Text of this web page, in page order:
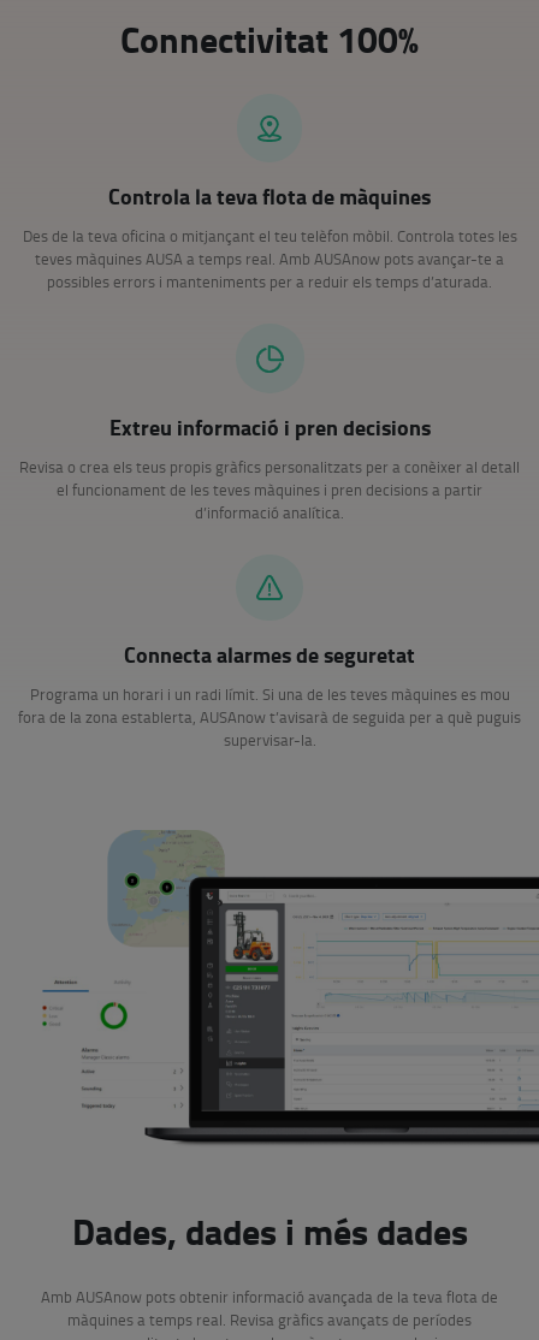
Connectivitat 100%
Controla la teva flota de màquines
Des de la teva oficina o mitjançant el teu telèfon mòbil. Controla totes les
teves màquines AUSA a temps real. Amb AUSAnow pots avançar-te a
possibles errors i manteniments per a reduir els temps d’aturada.
Extreu informació i pren decisions
Revisa o crea els teus propis gràfics personalitzats per a conèixer al detall
el funcionament de les teves màquines i pren decisions a partir
d’informació analítica.
Connecta alarmes de seguretat
Programa un horari i un radi límit. Si una de les teves màquines es mou
fora de la zona establerta, AUSAnow t’avisarà de seguida per a què puguis
supervisar-la.
Dades, dades i més dades
Amb AUSAnow pots obtenir informació avançada de la teva flota de
màquines a temps real. Revisa gràfics avançats de períodes